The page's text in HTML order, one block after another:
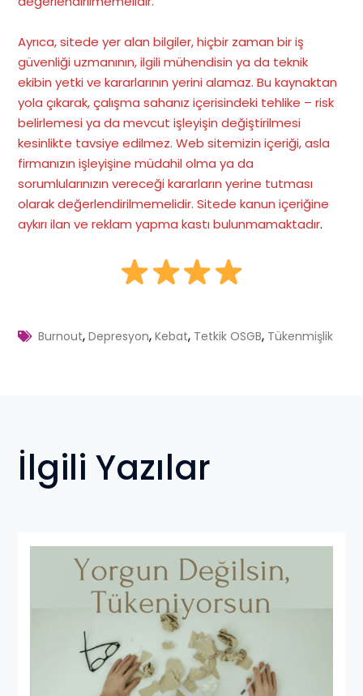
Ayrıca, sitede yer alan bilgiler, hiçbir zaman bir iş
güvenliği uzmanının, ilgili mühendisin ya da teknik
ekibin yetki ve kararlarının yerini alamaz. Bu kaynaktan
yola çıkarak, çalışma sahanız içerisindeki tehlike – risk
belirlemesi ya da mevcut işleyişin değiştirilmesi
kesinlikte tavsiye edilmez. Web sitemizin içeriği, asla
firmanızın işleyişine müdahil olma ya da
sorumlularınızın vereceği kararların yerine tutması
olarak değerlendirilmemelidir. Sitede kanun içeriğine
aykırı ilan ve reklam yapma kastı bulunmamaktadır.
Burnout,Depresyon,Kebat, Tetkik OSGB, Tükenmişlik
İlgili Yazılar